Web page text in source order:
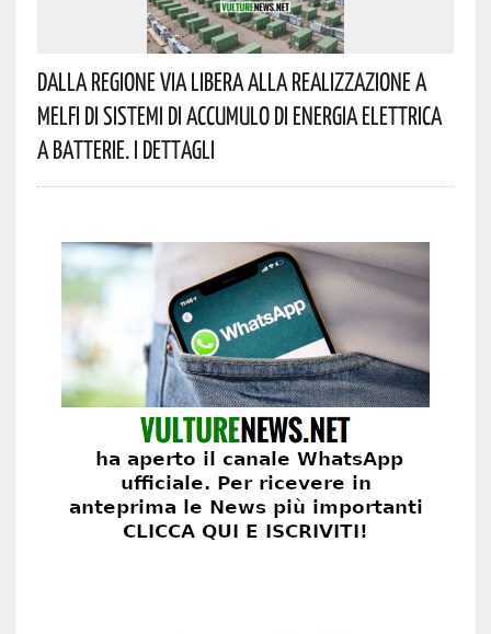
Dalla Regione Via Libera Alla Realizzazione A
Melfi Di Sistemi Di Accumulo Di Energia Elettrica
A Batterie. I Dettagli